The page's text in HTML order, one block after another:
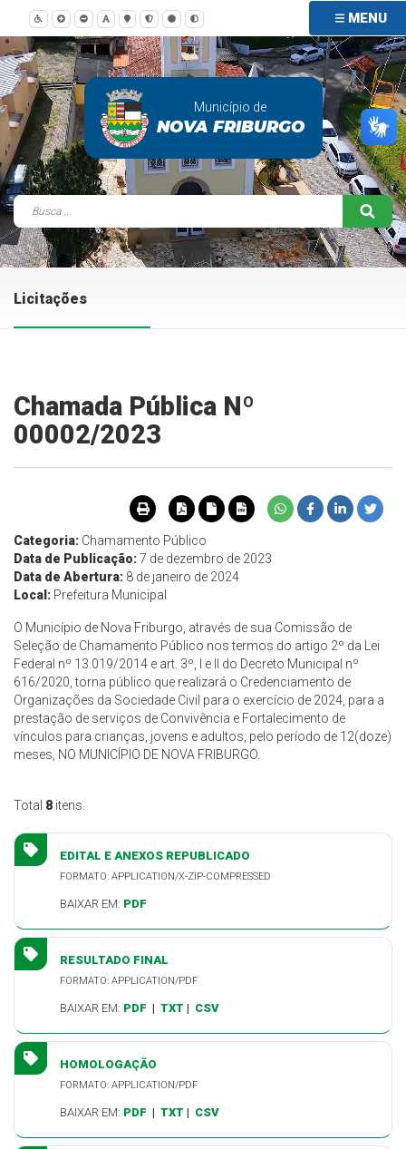
MENU
Município de
NOVA FRIBURGO
Licitações
Chamada Pública Nº
00002/2023
Categoria: Chamamento Público
Data de Publicação:7 de dezembro de 2023
Data de Abertura: 8 de janeiro de 2024
Local: Prefeitura Municipal
O Município de Nova Friburgo, através de sua Comissão de
Seleção de Chamamento Público nos termos do artigo 2º da Lei
Federal nº 13.019/2014 e art. 3º, I e II do Decreto Municipal nº
616/2020, torna público que realizará o Credenciamento de
Organizações da Sociedade Civil para o exercício de 2024, para a
prestação de serviços de Convivência e Fortalecimento de
vínculos para crianças, jovens e adultos, pelo período de 12(doze)
meses, NO MUNICÍPIO DE NOVA FRIBURGO.
Total 8 itens.
EDITAL E ANEXOS REPUBLICADO
FORMATO: APPLICATION/X-ZIP-COMPRESSED
BAIXAR EM: PDF
RESULTADO FINAL
FORMATO: APPLICATION/PDF
BAIXAR EM: PDF | TXT | CSV
HOMOLOGAÇÃO
FORMATO: APPLICATION/PDF
BAIXAR EM: PDF | TXT | CSV